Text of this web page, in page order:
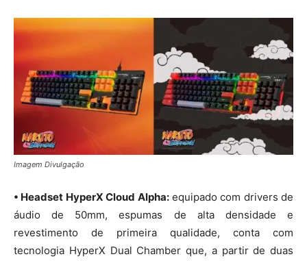
Imagem Divulgação
• Headset HyperX Cloud Alpha:equipado com drivers de
áudio de 50mm, espumas de alta densidade e
revestimento de primeira qualidade, conta com
tecnologia HyperX Dual Chamber que, a partir de duas